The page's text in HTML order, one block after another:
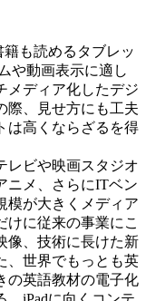
も読めるタブレッ
や動画表示に適し
メディア化したデジ
際、見せ方にも工夫
は高くならざるを得
ビや映画スタジオ
ニメ、さらにITベン
模が大きくメディア
けに従来の事業にこ
像、技術に長けた新
、世界でもっとも英
の英語教材の電子化